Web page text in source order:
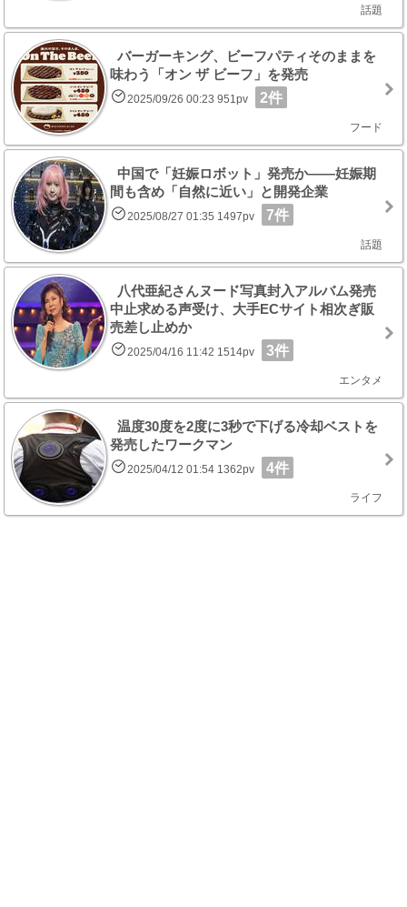
話題
バーガーキング、ビーフパティそのままを
味わう「オン ザ ビーフ」を発売
2025/09/26 00:23 951pv 2件
フード
中国で「妊娠ロボット」発売か――妊娠期
間も含め「自然に近い」と開発企業
2025/08/27 01:35 1497pv 7件
話題
八代亜紀さんヌード写真封入アルバム発売
中止求める声受け、大手ECサイト相次ぎ販
売差し止めか
2025/04/16 11:42 1514pv 3件
エンタメ
温度30度を2度に3秒で下げる冷却ベストを
発売したワークマン
2025/04/12 01:54 1362pv 4件
ライフ